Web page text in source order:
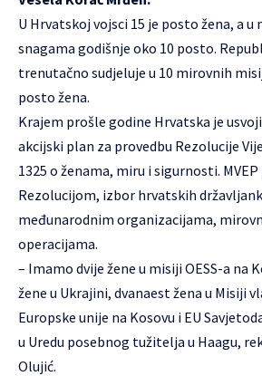
U Hrvatskoj vojsci 15 je posto žena, a
snagama godišnje oko 10 posto.
trenutačno sudjeluje u 10 mirovnih
posto žena.
Krajem prošle godine Hrvatska je
akcijski plan za provedbu Rezolucije
1325 o ženama, miru i sigurnosti.
Rezolucijom, izbor hrvatskih
međunarodnim organizacijama,
operacijama.
– Imamo dvije žene u misiji OESS-a na
žene u Ukrajini, dvanaest žena u Misiji
Europske unije na Kosovu i EU
u Uredu posebnog tužitelja u Haagu,
Olujić.